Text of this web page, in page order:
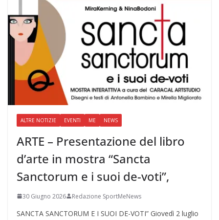
ALTRE NOTIZIE EVENTI ME NEWS
ARTE – Presentazione del libro
d’arte in mostra “Sancta
Sanctorum e i suoi de-voti”,
30 Giugno 2026 Redazione SportMeNews
SANCTA SANCTORUM E I SUOI DE-VOTI” Giovedì 2 luglio